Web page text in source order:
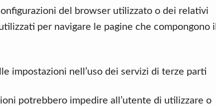
del browser utilizzato o dei relativi
per navigare le pagine che compongono il
impostazioni nell’uso dei servizi di terze parti
potrebbero impedire all’utente di utilizzare o